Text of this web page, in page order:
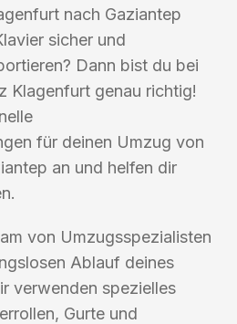
nach Gaziantep
sicher und
Dann bist du bei
Klagenfurt genau richtig!
für deinen Umzug von
an und helfen dir
von Umzugsspezialisten
Ablauf deines
verwenden spezielles
Gurte und